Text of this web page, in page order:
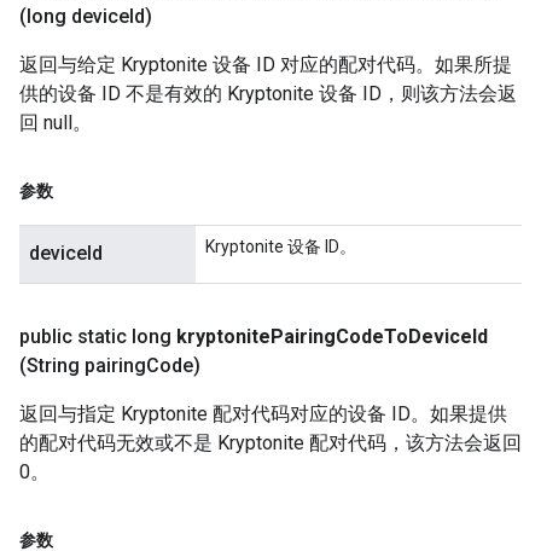
(long deviceId)
返回与给定 Kryptonite 设备 ID 对应的配对代码。如果所提
供的设备 ID 不是有效的 Kryptonite 设备 ID，则该方法会返
回 null。
参数
deviceId Kryptonite 设备 ID。
public static long kryptonitePairingCodeToDeviceId
(String pairingCode)
返回与指定 Kryptonite 配对代码对应的设备 ID。如果提供
的配对代码无效或不是 Kryptonite 配对代码，该方法会返回
0。
参数